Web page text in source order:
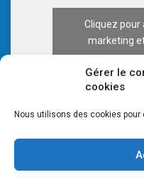
Gérer le
cookies
Nous utilisons des cookies
Cliquez pour
marketing